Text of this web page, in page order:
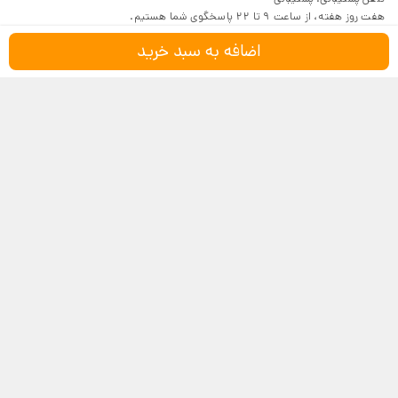
اضافه به سبد خرید
هفت روز هفته، از ساعت 9 تا 22 پاسخگوی شما هستیم.
شرایط و قوانین